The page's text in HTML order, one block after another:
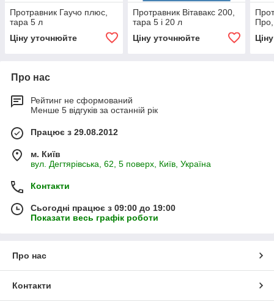
Протравник Гаучо плюс,
тара 5 л
Ціну уточнюйте
Протравник Вітавакс 200,
тара 5 і 20 л
Ціну уточнюйте
Про нас
Рейтинг не сформований
Менше 5 відгуків за останній рік
Працює з 29.08.2012
м. Київ
вул. Дегтярівська, 62, 5 поверх, Київ, Україна
Контакти
Сьогодні працює з 09:00 до 19:00
Показати весь графік роботи
Про нас
Контакти